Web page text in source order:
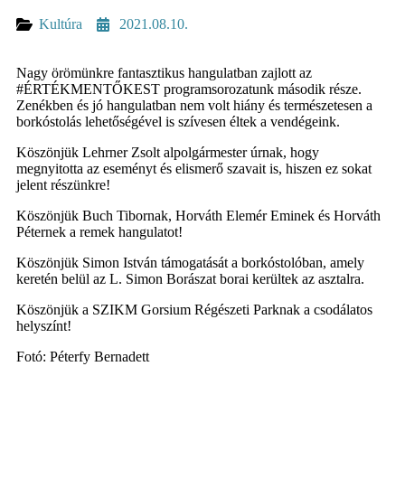
Kultúra 2021.08.10.
Nagy örömünkre fantasztikus hangulatban zajlott az
#ÉRTÉKMENTŐKEST programsorozatunk második része.
Zenékben és jó hangulatban nem volt hiány és természetesen a
borkóstolás lehetőségével is szívesen éltek a vendégeink.
Köszönjük Lehrner Zsolt alpolgármester úrnak, hogy
megnyitotta az eseményt és elismerő szavait is, hiszen ez sokat
jelent részünkre!
Köszönjük Buch Tibornak, Horváth Elemér Eminek és Horváth
Péternek a remek hangulatot!
Köszönjük Simon István támogatását a borkóstolóban, amely
keretén belül az L. Simon Borászat borai kerültek az asztalra.
Köszönjük a SZIKM Gorsium Régészeti Parknak a csodálatos
helyszínt!
Fotó: Péterfy Bernadett